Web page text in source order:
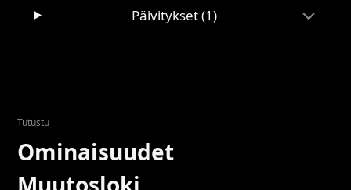
Päivitykset (1)
Tutustu
Ominaisuudet